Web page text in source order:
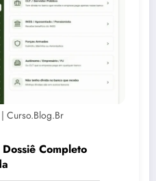
| Curso.blog.br
Completo